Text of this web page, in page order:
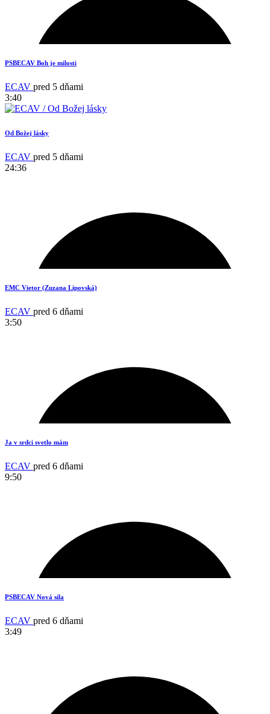
13
PSBECAV Boh je milosti
ECAV pred 5 dňami
3:40
Od Božej lásky
ECAV pred 5 dňami
24:36
3
EMC Vietor (Zuzana Lipovská)
ECAV pred 6 dňami
3:50
2
Ja v srdci svetlo mám
ECAV pred 6 dňami
9:50
PSBECAV Nová sila
ECAV pred 6 dňami
3:49